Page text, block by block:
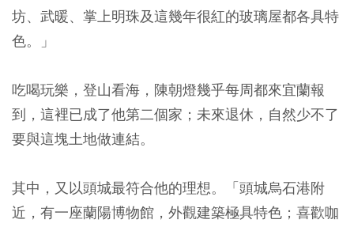
坊、武暖、掌上明珠及這幾年很紅的玻璃屋都各具特
色。」
吃喝玩樂，登山看海，陳朝燈幾乎每周都來宜蘭報
到，這裡已成了他第二個家；未來退休，自然少不了
要與這塊土地做連結。
其中，又以頭城最符合他的理想。「頭城烏石港附
近，有一座蘭陽博物館，外觀建築極具特色；喜歡咖